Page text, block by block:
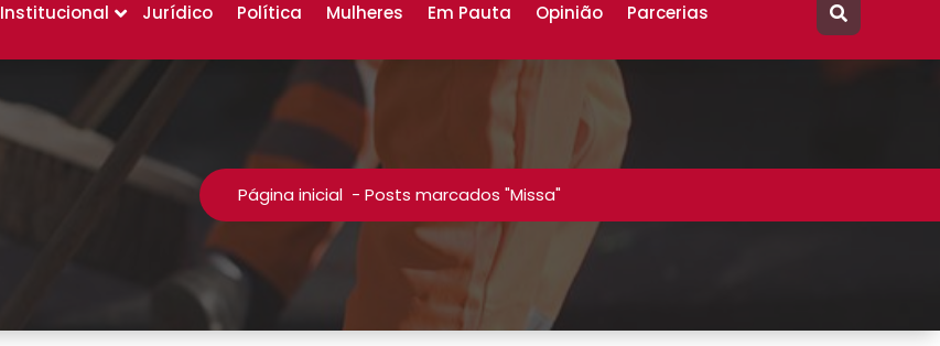
Institucional Jurídico Política Mulheres Em Pauta Opinião Parcerias
Página inicial - Posts marcados "Missa"